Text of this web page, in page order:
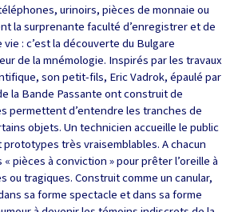
urinoirs, pièces de monnaie ou
la surprenante faculté d’enregistrer et de
: c’est la découverte du Bulgare
de la mnémologie. Inspirés par les travaux
son petit-fils, Eric Vadrok, épaulé par
la Bande Passante ont construit de
permettent d’entendre les tranches de
objets. Un technicien accueille le public
très vraisemblables. A chacun
pièces à conviction » pour prêter l’oreille à
ou tragiques. Construit comme un canular,
sa forme spectacle et dans sa forme